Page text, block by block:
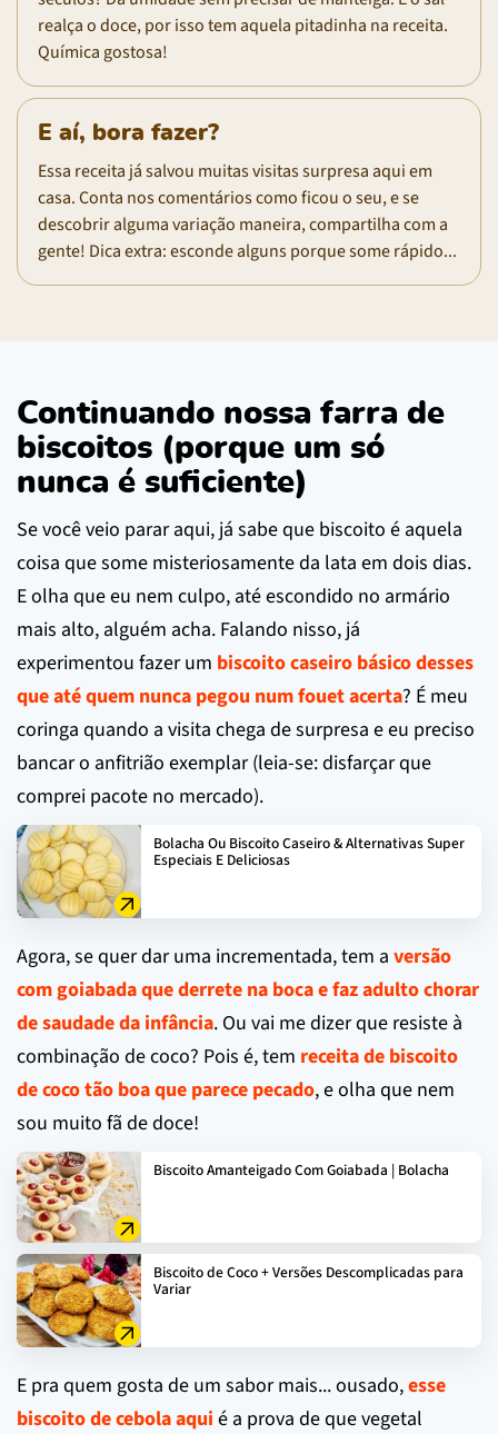
realça o doce, por isso tem aquela pitadinha na receita.
Química gostosa!
E aí, bora fazer?
Essa receita já salvou muitas visitas surpresa aqui em
casa. Conta nos comentários como ficou o seu, e se
descobrir alguma variação maneira, compartilha com a
gente! Dica extra: esconde alguns porque some rápido...
Continuando nossa farra de
biscoitos (porque um só
nunca é suficiente)
Se você veio parar aqui, já sabe que biscoito é aquela
coisa que some misteriosamente da lata em dois dias.
E olha que eu nem culpo, até escondido no armário
mais alto, alguém acha. Falando nisso, já
experimentou fazer um biscoito caseiro básico desses
que até quem nunca pegou num fouet acerta? É meu
coringa quando a visita chega de surpresa e eu preciso
bancar o anfitrião exemplar (leia-se: disfarçar que
comprei pacote no mercado).
Bolacha Ou Biscoito Caseiro & Alternativas Super
Especiais E Deliciosas
Agora, se quer dar uma incrementada, tem a versão
com goiabada que derrete na boca e faz adulto chorar
de saudade da infância. Ou vai me dizer que resiste à
combinação de coco? Pois é, tem receita de biscoito
de coco tão boa que parece pecado, e olha que nem
sou muito fã de doce!
Biscoito Amanteigado Com Goiabada | Bolacha
Biscoito de Coco + Versões Descomplicadas para
Variar
E pra quem gosta de um sabor mais... ousado,esse
biscoito de cebola aqui é a prova de que vegetal